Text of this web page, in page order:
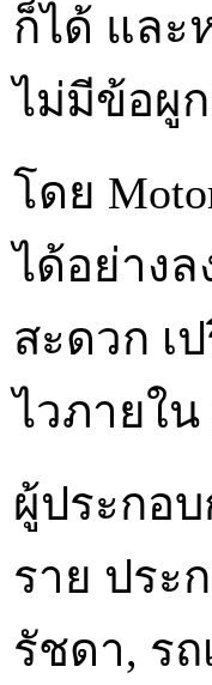
ก็ได้ และ
ไม่มีข้อผู
โดย
ได้อย่างล
สะดวก เ
ไวภายใน
ผู้ประกอ
ราย ประ
รัชดา, รถ